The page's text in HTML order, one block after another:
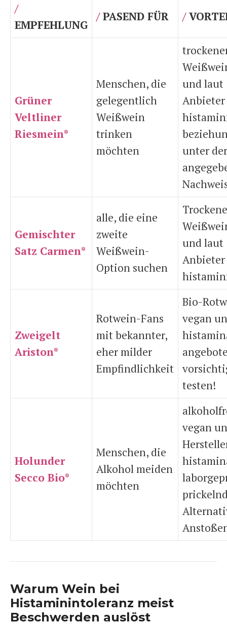
/
EMPFEHLUNG
/PASEND FÜR /
Grüner
Veltliner
Riesmein*
Menschen, die
gelegentlich
Weißwein
trinken
möchten
und laut
Anbieter
unter der
Gemischter
Satz Carmen*
alle, die eine
zweite
Weißwein-
Option suchen
und laut
Anbieter
Zweigelt
Ariston*
Rotwein-Fans
mit bekannter,
eher milder
Empfindlichkeit
Bio-
vegan
testen!
Holunder
Secco Bio*
Menschen, die
Alkohol meiden
möchten
vegan
Warum Wein bei
Histaminintoleranz meist
Beschwerden auslöst